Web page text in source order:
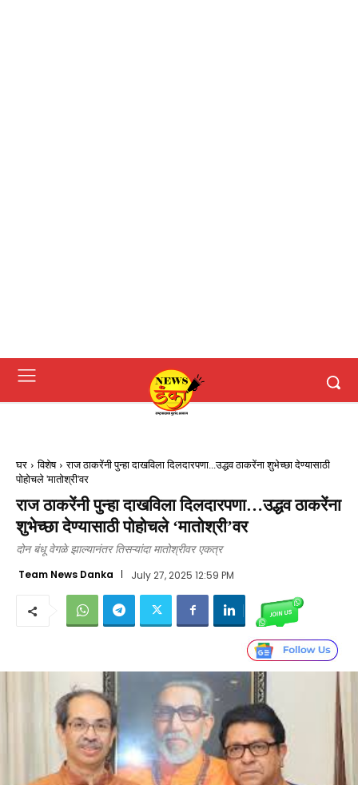
घर विशेष
राज ठाकरेंनी पुन्हा दाखविला दिलदारपणा...उद्धव ठाकरेंना शुभेच्छा देण्यासाठी
पोहोचले 'मातोश्री'वर
राज ठाकरेंनी पुन्हा दाखविला दिलदारपणा…उद्धव ठाकरेंना
शुभेच्छा देण्यासाठी पोहोचले ‘मातोश्री’वर
दोन बंधू वेगळे झाल्यानंतर तिसऱ्यांदा मातोश्रीवर एकत्र
Team News Danka July 27, 2025 12:59 PM